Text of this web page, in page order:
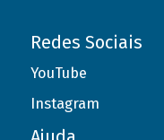
Redes Sociais
YouTube
Instagram